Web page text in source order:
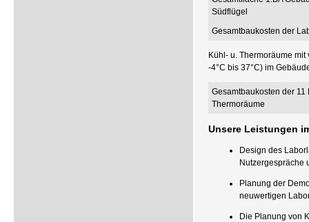
Südflügel
Gesamtbaukosten der
Kühl- u. Thermoräume
-4°C bis 37°C) im
Gesamtbaukosten der 11
Thermoräume
Unsere Leistungen
Design des
Nutzergespräche
Planung der
neuwertigen
Die Planung von